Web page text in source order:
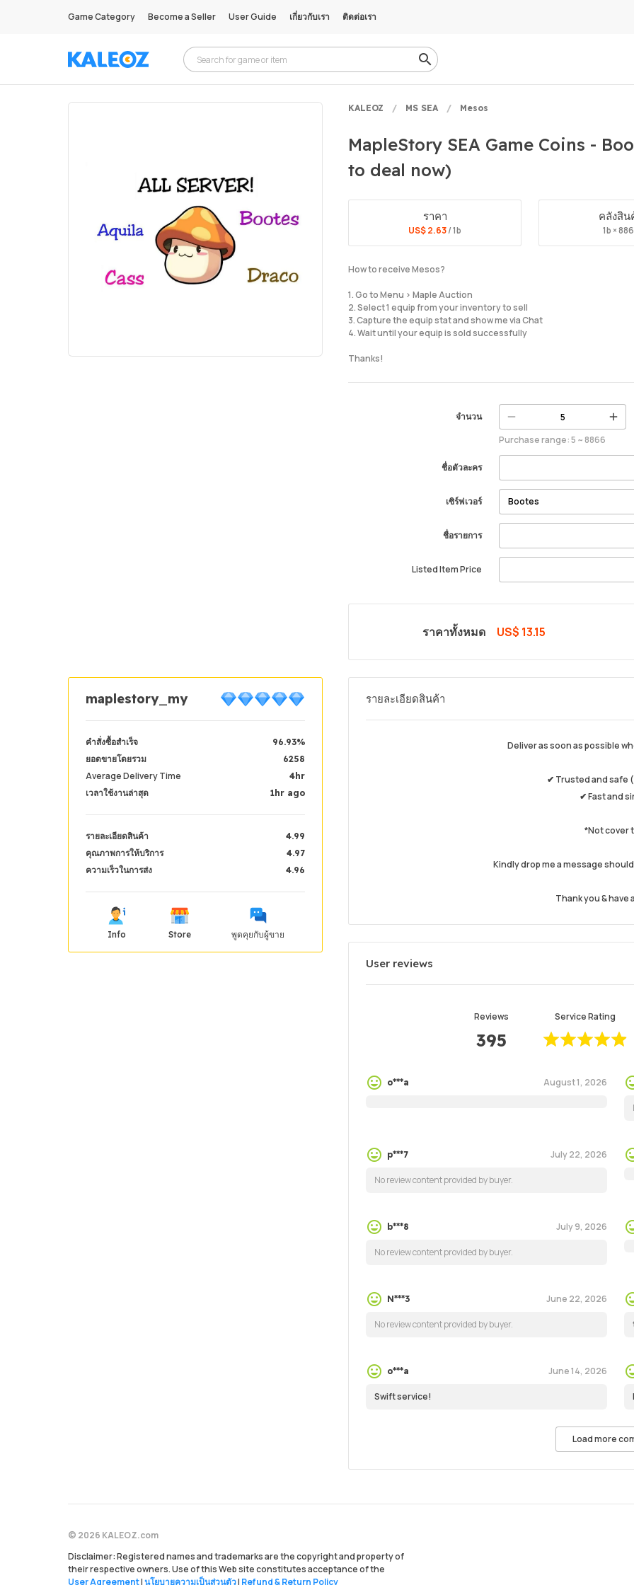
Game Category Become a Seller User Guide เกี่ยวกับเรา ติดต่อเรา
KALEOZ MS SEA Mesos
MapleStory SEA Game Coins -
to deal now)
ราคา
US$ 2.63/ 1b
คลังสิน
1b ×
How to receive Mesos?
1. Go to Menu > Maple Auction
2. Select 1 equip from your inventory to sell
3. Capture the equip stat and show me via Chat
4. Wait until your equip is sold successfully
Thanks!
จำนวน
Purchase range: 5 ~ 8866
ชื่อตัวละคร
เซิร์ฟเวอร์
ชื่อรายการ
Listed Item Price
ราคาทั้งหมด US$ 13.15
maplestory_my
คำสั่งซื้อสำเร็จ 96.93%
ยอดขายโดยรวม 6258
Average Delivery Time 4hr
เวลาใช้งานล่าสุด 1hr ago
รายละเอียดสินค้า 4.99
คุณภาพการให้บริการ 4.97
ความเร็วในการส่ง 4.96
Info Store พูดคุยกับผู้ขาย
รายละเอียดสินค้า
Deliver as soon as possible
✔ Trusted and safe
✔ Fast and
*Not cover
Kindly drop me a message
Thank you & have
User reviews
Reviews
395
Service Rating
o***a August 1, 2026
p***7 July 22, 2026
No review content provided by buyer.
b***8 July 9, 2026
No review content provided by buyer.
N***3 June 22, 2026
No review content provided by buyer.
o***a June 14, 2026
Swift service!
Load more
© 2026 KALEOZ.com
Disclaimer: Registered names and trademarks are the copyright and property of
their respective owners. Use of this Web site constitutes acceptance of the
User Agreement|นโยบายความเป็นส่วนตัว| Refund & Return Policy